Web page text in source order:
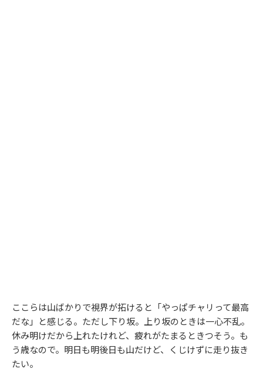
ここらは山ばかりで視界が拓けると「やっぱチャリって最高
だな」と感じる。ただし下り坂。上り坂のときは一心不乱。
休み明けだから上れたけれど、疲れがたまるときつそう。も
う歳なので。明日も明後日も山だけど、くじけずに走り抜き
たい。